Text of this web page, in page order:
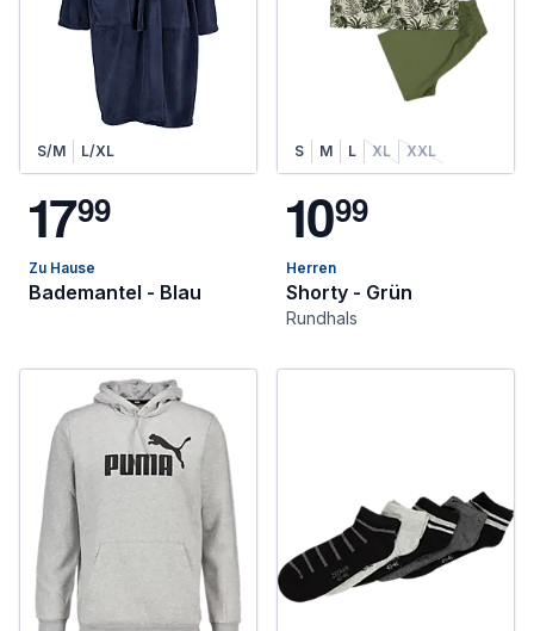
S/M L/XL
1799
Zu Hause
Bademantel - Blau
S M L XL XXL
1099
Herren
Shorty - Grün
Rundhals